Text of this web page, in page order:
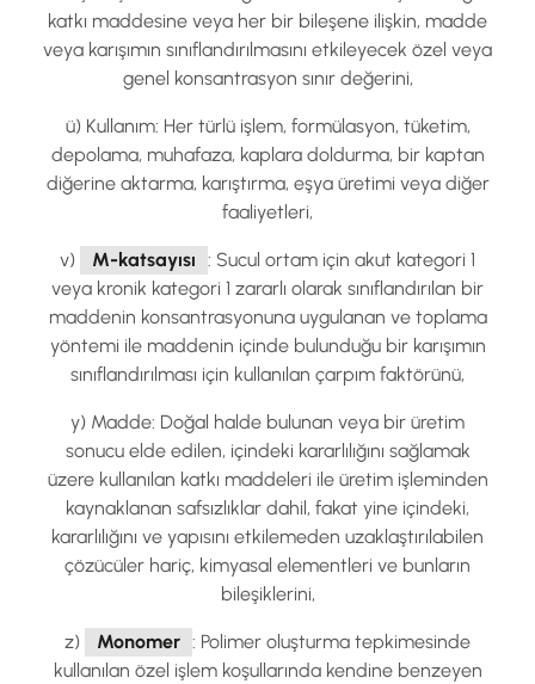
katkı maddesine veya her bir bileşene ilişkin, madde
veya karışımın sınıflandırılmasını etkileyecek özel veya
genel konsantrasyon sınır değerini,
ü) Kullanım: Her türlü işlem, formülasyon, tüketim,
depolama, muhafaza, kaplara doldurma, bir kaptan
diğerine aktarma, karıştırma, eşya üretimi veya diğer
faaliyetleri,
v) M-katsayısı : Sucul ortam için akut kategori 1
veya kronik kategori 1 zararlı olarak sınıflandırılan bir
maddenin konsantrasyonuna uygulanan ve toplama
yöntemi ile maddenin içinde bulunduğu bir karışımın
sınıflandırılması için kullanılan çarpım faktörünü,
y) Madde: Doğal halde bulunan veya bir üretim
sonucu elde edilen, içindeki kararlılığını sağlamak
üzere kullanılan katkı maddeleri ile üretim işleminden
kaynaklanan safsızlıklar dahil, fakat yine içindeki,
kararlılığını ve yapısını etkilemeden uzaklaştırılabilen
çözücüler hariç, kimyasal elementleri ve bunların
bileşiklerini,
z) Monomer : Polimer oluşturma tepkimesinde
kullanılan özel işlem koşullarında kendine benzeyen